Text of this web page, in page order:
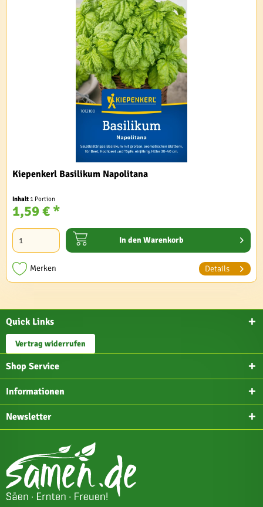
Kiepenkerl Basilikum Napolitana
Inhalt 1 Portion
1,59 € *
In den Warenkorb
Merken Details
Quick Links
Vertrag widerrufen
Shop Service
Informationen
Newsletter